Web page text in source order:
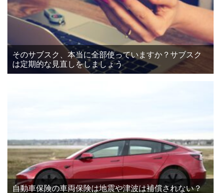
そのサブスク、本当に全部使っていますか？サブスク
は定期的な見直しをしましょう
自動車保険の車両保険は地震や津波は補償されない？